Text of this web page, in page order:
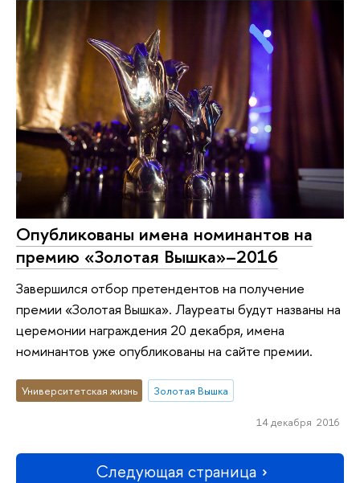
Опубликованы имена номинантов на
премию «Золотая Вышка»–2016
Завершился отбор претендентов на получение
премии «Золотая Вышка». Лауреаты будут названы на
церемонии награждения 20 декабря, имена
номинантов уже опубликованы на сайте премии.
Университетская жизнь Золотая Вышка
14 декабря 2016
Следующая страница